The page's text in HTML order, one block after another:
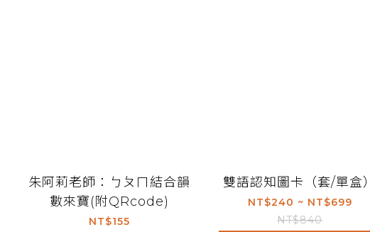
朱阿莉老師：ㄅㄆㄇ結合韻
數來寶(附QRcode)
NT$155
雙語認知圖卡（套/單盒）
NT$240 ~ NT$699
NT$840